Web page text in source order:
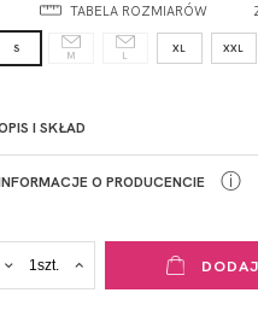
TABELA ROZMIARÓW
S
M L
XL XXL
I SKŁAD
O PRODUCENCIE
ADRES PUNKTU
ul. Łowicka 89a
ⓘ